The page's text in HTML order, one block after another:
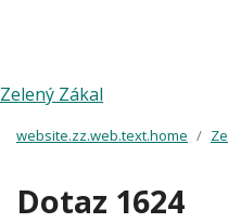
Zelený Zákal
website.zz.web.text.home
Dotaz 1624